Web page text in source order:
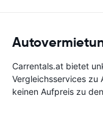
Carrentals.at bietet
Vergleichsservices zu
keinen Aufpreis zu